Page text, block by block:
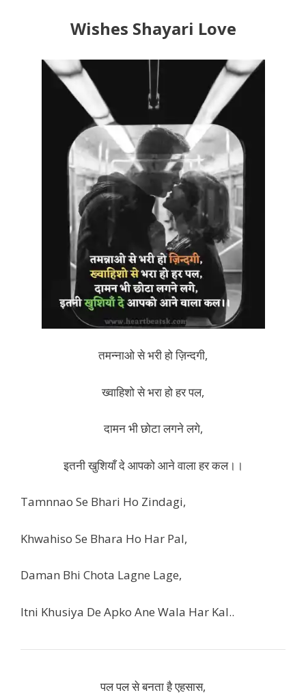
Wishes Shayari Love
तमन्नाओ से भरी हो ज़िन्दगी,
ख्वाहिशो से भरा हो हर पल,
दामन भी छोटा लगने लगे,
इतनी खुशियाँ दे आपको आने वाला हर कल।।
Tamnnao Se Bhari Ho Zindagi,
Khwahiso Se Bhara Ho Har Pal,
Daman Bhi Chota Lagne Lage,
Itni Khusiya De Apko Ane Wala Har Kal..
पल पल से बनता है एहसास,